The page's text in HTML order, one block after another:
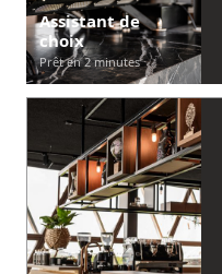
Assistant de
choix
Prêt en 2 minutes